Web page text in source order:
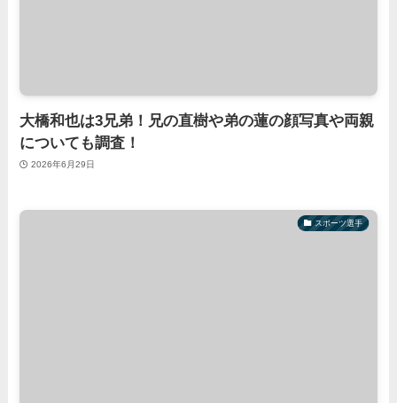
大橋和也は3兄弟！兄の直樹や弟の蓮の顔写真や両親
についても調査！
2026年6月29日
スポーツ選手